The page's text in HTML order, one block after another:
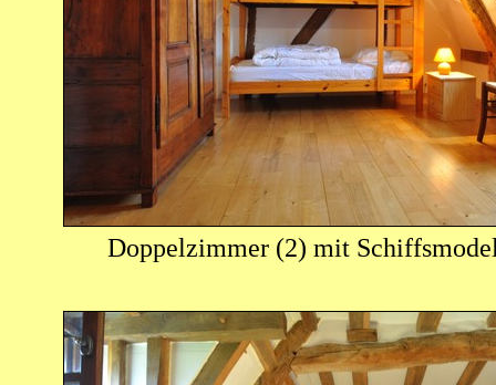
Doppelzimmer (2) mit